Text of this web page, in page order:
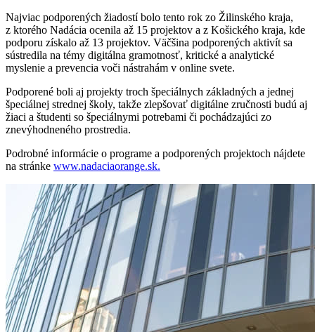
Najviac podporených žiadostí bolo tento rok zo Žilinského kraja,
z ktorého Nadácia ocenila až 15 projektov a z Košického kraja, kde
podporu získalo až 13 projektov. Väčšina podporených aktivít sa
sústredila na témy digitálna gramotnosť, kritické a analytické
myslenie a prevencia voči nástrahám v online svete.
Podporené boli aj projekty troch špeciálnych základných a jednej
špeciálnej strednej školy, takže zlepšovať digitálne zručnosti budú aj
žiaci a študenti so špeciálnymi potrebami či pochádzajúci zo
znevýhodneného prostredia.
Podrobné informácie o programe a podporených projektoch nájdete
na stránke www.nadaciaorange.sk.